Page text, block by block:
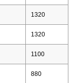
1320
1320
1100
880